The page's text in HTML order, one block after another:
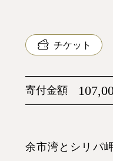
チケット
寄付金額
余市湾とシリパ